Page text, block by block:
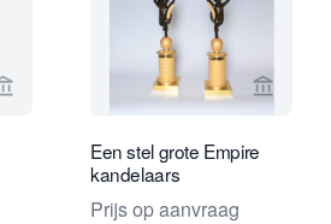
Bekijk verkoperspagina van Limburg
Bekijk
Een stel grote Empire
kandelaars
Prijs op aanvraag